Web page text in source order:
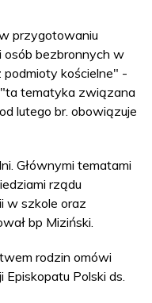
przygotowaniu
osób bezbronnych w
kościelne" -
"ta tematyka związana
lutego br. obowiązuje
Głównymi tematami
rządu
w szkole oraz
bp Miziński.
rodzin omówi
Polski ds.